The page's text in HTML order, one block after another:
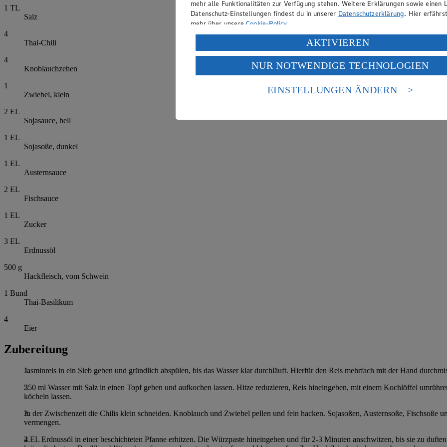
1 TL
Salz
4
Thai-Chili
4
Knoblauchzehen
1
Zwiebel, klein
2 EL
Sojasauce, hell
1 EL
Sojasoße, dunkel
1 EL
Austernsauce
2 EL
Fischsauce
1 EL
Zucker
3 EL
Erdnussöl
500 g
Hackfleisch, vom Schwein
1 Bund
Thai-Basilikum
4
Eier
Zubereitung
Jasminreis in ein Sieb geben und gründlich abspülen, bis das Wasser klar durchläuft. Hierfür den Reis mehrfach mit der Hand
550 ml Wasser mit Salz in einen Topf geben und aufkochen lassen. Hitze reduzieren, Reis hineingeben, mit einem Kochlöffel
köcheln lassen.
In der Zwischenzeit die Chilis klein schneiden. Knoblauch und Zwiebel pellen und fein hacken. Sojasoßen, Austernsoße,
vermengen.
2 EL Erdnussöl in einer beschichteten Pfanne erhitzen. Die Würzpaste hineingeben und für 2-3 Minuten anschwitzen, bis sie zu
mehr alle Funktionalitäten zur Verfügung stehen. Weitere Erklärungen sowie einen
Datenschutz-Einstellungen findest du in unserer Datenschutzerklärung. Hier
mehr über unsereCookie-Policy.
Verarbeitung deiner personenbezogenen Daten in den USA durch Facebook und
Wenn du auf „Aktivieren“ klickst, willigst du im Sinne des Art. 49 Abs. 1 Satz 1 lit.
ein, dass deine Daten in den USA verarbeitet werden. Der EuGH sieht die USA als
einem nach europäischen Standards nicht angemessenen Datenschutzniveau an. Es
Risiko eines Zugriffs durch US-amerikanische Behörden.
AKTIVIEREN
NUR NOTWENDIGE TECHNOLOGIEN
EINSTELLUNGEN ÄNDERN